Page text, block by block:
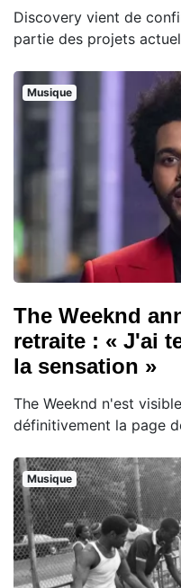
Discovery vient de
partie des projets
Musique
The Weeknd
retraite : « J'ai
la sensation »
The Weeknd n'est
définitivement la page
Musique